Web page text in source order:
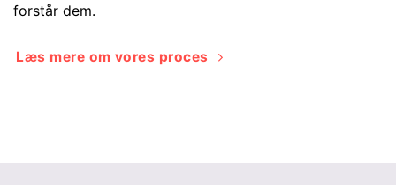
forstår dem.
Læs mere om vores proces